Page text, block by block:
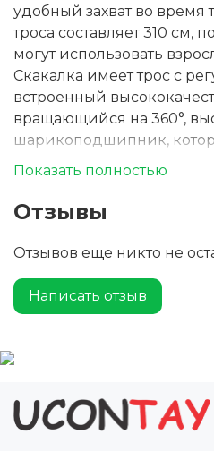
удобный захват во
троса составляет 310 см,
могут использовать
Скакалка имеет трос с
встроенный
вращающийся на 360°,
шарикоподшипник,
плавное и легкое
хранения (21 x 14 см) из
логотипа.
Показать полностью
Отзывы
Отзывов еще никто не
Написать отзыв